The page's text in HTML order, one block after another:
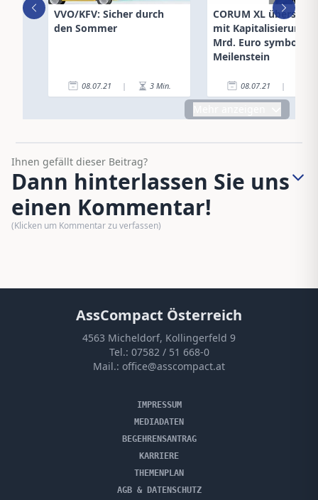
VVO/KFV: Sicher durch
den Sommer
08.07.21 | 3 Min.
CORUM XL
mit Kapitalisierung
Mrd. Euro
Meilenstein
08.07.21 |
Ihnen gefällt dieser Beitrag?
Dann hinterlassen Sie uns
einen Kommentar!
(Klicken um Kommentar zu verfassen)
AssCompact Österreich
4563 Micheldorf, Kollingerfeld 9
Tel.: 07582 / 51 668-0
Mail.: office@asscompact.at
IMPRESSUM
MEDIADATEN
BEGEHRENSANTRAG
KARRIERE
THEMENPLAN
AGB & DATENSCHUTZ